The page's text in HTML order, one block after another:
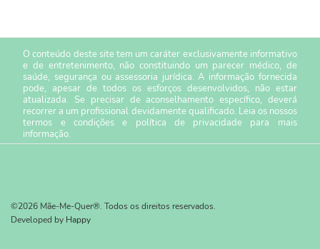
O conteúdo deste site tem um caráter exclusivamente informativo
e de entretenimento, não constituindo um parecer médico, de
saúde, segurança ou assessoria jurídica. A informação fornecida
pode, apesar de todos os esforços desenvolvidos, não estar
atualizada. Se precisar de aconselhamento específico, deverá
recorrer a um profissional devidamente qualificado. Leia os nossos
termos e condiçõese política de privacidade para mais
informação.
©2026 Mãe-Me-Quer®. Todos os direitos reservados.
Developed by Happy